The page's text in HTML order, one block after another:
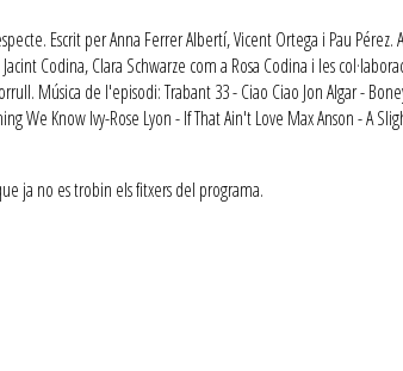
Escrit per Anna Ferrer Albertí, Vicent Ortega i Pau
Codina, Clara Schwarze com a Rosa Codina​ i les
Música de l'episodi: Trabant 33 - Ciao Ciao Jon Algar -
We Know Ivy-Rose Lyon - If That Ain't Love Max Anson - A
ja no es trobin els fitxers del programa.